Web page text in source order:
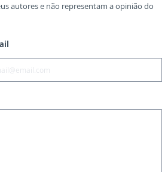
autores e não representam a opinião do